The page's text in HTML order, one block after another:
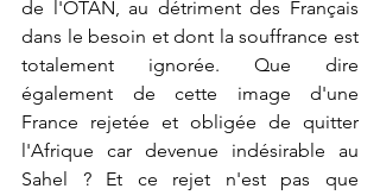
de l'OTAN, au détriment des Français
dans le besoin et dont la souffrance est
totalement ignorée. Que dire
également de cette image d'une
France rejetée et obligée de quitter
l'Afrique car devenue indésirable au
Sahel ? Et ce rejet n'est pas que